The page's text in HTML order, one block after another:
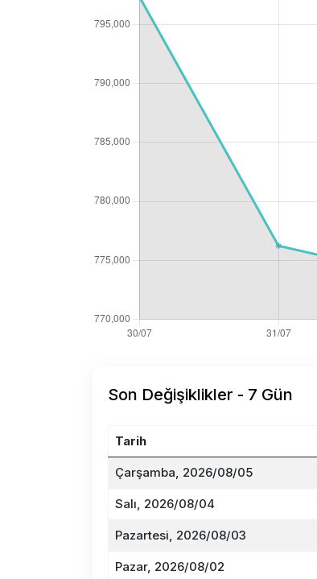
Son Değişiklikler - 7 Gün
Tarih
Çarşamba, 2026/08/05
Salı, 2026/08/04
Pazartesi, 2026/08/03
Pazar, 2026/08/02